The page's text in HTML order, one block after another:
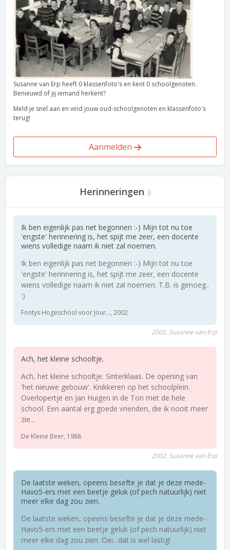
Susanne van Erp heeft 0 klassenfoto's en kent 0 schoolgenoten.
Benieuwd of jij iemand herkent?
Meld je snel aan en vind jouw oud-schoolgenoten en klassenfoto's
terug!
Aanmelden
Herinneringen 3
Ik ben eigenlijk pas net begonnen :-) Mijn tot nu toe
'engste' herinnering is, het spijt me zeer, een docente
wiens volledige naam ik niet zal noemen.
Ik ben eigenlijk pas net begonnen :-) Mijn tot nu toe
'engste' herinnering is, het spijt me zeer, een docente
wiens volledige naam ik niet zal noemen. T.B. is genoeg..
:)
Fontys Hogeschool voor Jour..., 2002
2002, Susanne van Erp
Ach, het kleine schooltje.
Ach, het kleine schooltje. Sinterklaas. De opening van
'het nieuwe gebouw'. Knikkeren op het schoolplein.
Overlopertje en Jan Huigen in de Ton met de hele
school. Een aantal erg goede vrienden, die ik nooit meer
zie...
De Kleine Beer, 1988
2002, Susanne van Erp
De laatste weken, opeens besefte je dat je deze mede-
Havo5-ers met een beetje geluk (of pech natuurlijk) niet
meer elke dag zou zien.
De laatste weken, opeens besefte je dat je deze mede-
Havo5-ers met een beetje geluk (of pech natuurlijk) niet
meer elke dag zou zien. Oei.. dat is wel lastig!